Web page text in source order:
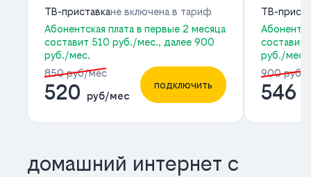
ТВ-приставкане включена в тариф
Абонентская плата в первые 2 месяца
составит 510 руб./мес., далее 900
руб./мес.
850 руб/мес
520 руб/мес
подключить
ТВ-
составит
руб./мес.
900 руб/
546
домашний интернет с